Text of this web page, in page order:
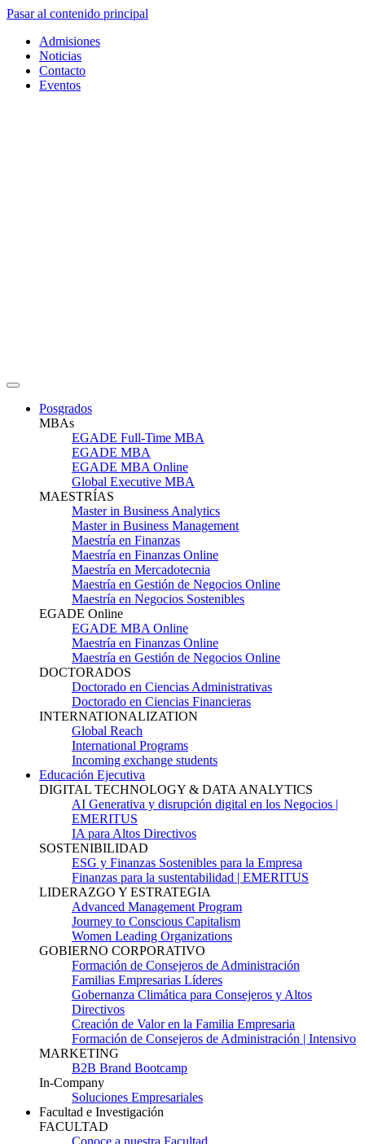
Pasar al contenido principal
Admisiones
Noticias
Contacto
Eventos
Posgrados
MBAs
EGADE Full-Time MBA
EGADE MBA
EGADE MBA Online
Global Executive MBA
MAESTRÍAS
Master in Business Analytics
Master in Business Management
Maestría en Finanzas
Maestría en Finanzas Online
Maestría en Mercadotecnia
Maestría en Gestión de Negocios Online
Maestría en Negocios Sostenibles
EGADE Online
EGADE MBA Online
Maestría en Finanzas Online
Maestría en Gestión de Negocios Online
DOCTORADOS
Doctorado en Ciencias Administrativas
Doctorado en Ciencias Financieras
INTERNATIONALIZATION
Global Reach
International Programs
Incoming exchange students
Educación Ejecutiva
DIGITAL TECHNOLOGY & DATA ANALYTICS
AI Generativa y disrupción digital en los Negocios |
EMERITUS
IA para Altos Directivos
SOSTENIBILIDAD
ESG y Finanzas Sostenibles para la Empresa
Finanzas para la sustentabilidad | EMERITUS
LIDERAZGO Y ESTRATEGIA
Advanced Management Program
Journey to Conscious Capitalism
Women Leading Organizations
GOBIERNO CORPORATIVO
Formación de Consejeros de Administración
Familias Empresarias Líderes
Gobernanza Climática para Consejeros y Altos
Directivos
Creación de Valor en la Familia Empresaria
Formación de Consejeros de Administración | Intensivo
MARKETING
B2B Brand Bootcamp
In-Company
Soluciones Empresariales
Facultad e Investigación
FACULTAD
Conoce a nuestra Facultad